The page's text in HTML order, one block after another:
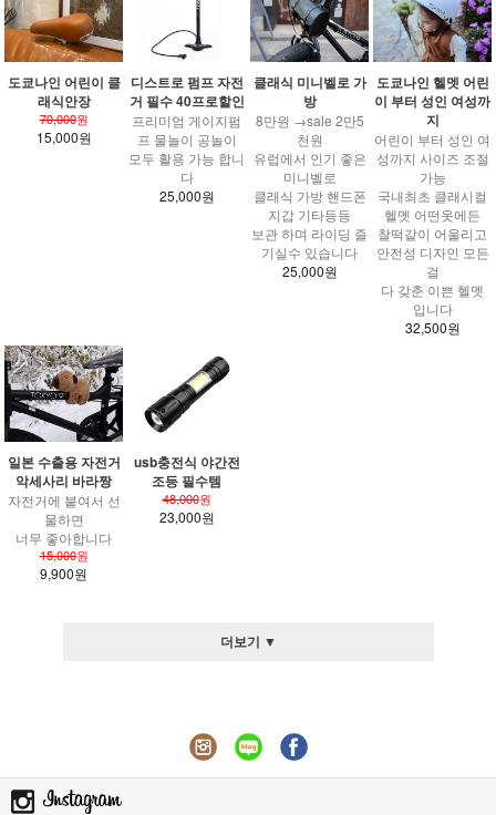
도쿄나인 어린이 클
래식안장
70,000원
15,000원
디스트로 펌프 자전
거 필수 40프로할인
프리미엄 게이지펌
프 물놀이 공놀이
모두 활용 가능 합니
다
25,000원
클래식 미니벨로 가
방
8만원 →sale 2만5
천원
유럽에서 인기 좋은
미니벨로
클래식 가방 핸드폰
지갑 기타등등
보관 하며 라이딩 즐
기실수 있습니다
25,000원
도쿄나인 헬멧 어린
이 부터 성인 여성까
지
어린이 부터 성인 여
성까지 사이즈 조절
가능
국내최초 클래시컬
헬멧 어떤옷에든
찰떡같이 어울리고
안전성 디자인 모든
걸
다 갖춘 이쁜 헬멧
입니다
32,500원
일본 수출용 자전거
악세사리 바라짱
자전거에 붙여서 선
물하면
너무 좋아합니다
15,000원
9,900원
usb충전식 야간전
조등 필수템
48,000원
23,000원
더보기 ▼